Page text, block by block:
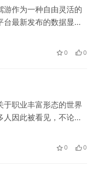
游作为一种自由灵活的
最新发布的数据显
一数据不仅彰显了自
趋势。 自驾游的兴起
0 0
于职业丰富形态的世界
因此被看见，不论是
途径。 1、为劳动者
0 0